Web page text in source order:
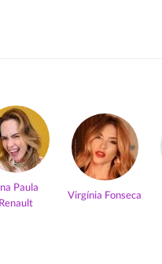
Paula
Renault
Virgínia Fonseca